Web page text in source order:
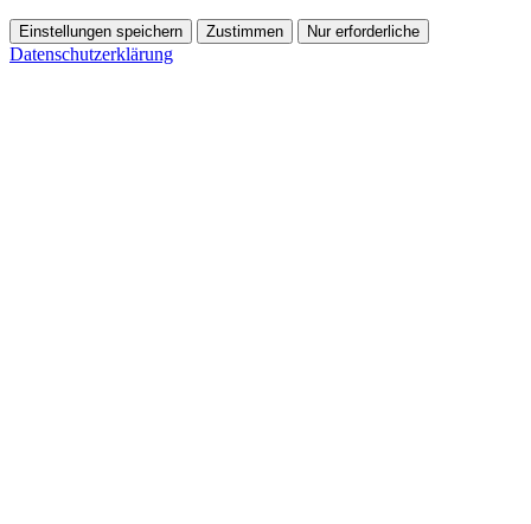
Einstellungen speichern Zustimmen Nur erforderliche
Datenschutzerklärung